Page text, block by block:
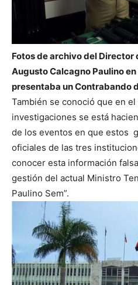
Fotos de archivo del Director
Augusto Calcagno Paulino
presentaba un Contrabando
También se conoció que en el
investigaciones se está
de los eventos en que estos
oficiales de las tres
conocer esta información
gestión del actual Ministro
Paulino Sem”.